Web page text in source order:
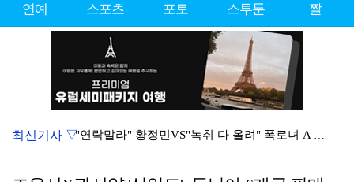
연예 스포츠 포토 스투툰 짤
"연락말라" 황정민VS"녹취 다 올려" 폭로녀 A 씨,…
최신기사 ▽